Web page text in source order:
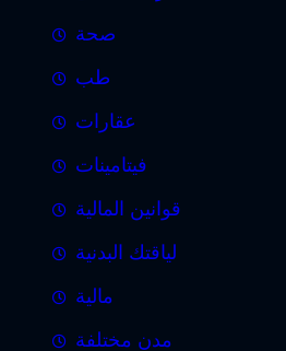
صحة
طب
عقارات
فيتامينات
قوانين المالية
لياقتك البدنية
مالية
مدن مختلفة